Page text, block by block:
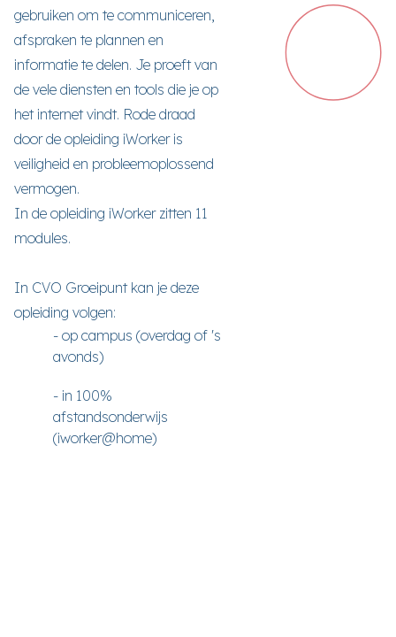
gebruiken om te communiceren,
afspraken te plannen en
informatie te delen. Je proeft van
de vele diensten en tools die je op
het internet vindt. Rode draad
door de opleiding iWorker is
veiligheid en probleemoplossend
vermogen.
In de opleiding iWorker zitten 11
modules.
In CVO Groeipunt kan je deze
opleiding volgen:
- op campus (overdag of 's
avonds)
- in 100%
afstandsonderwijs
(iworker@home)